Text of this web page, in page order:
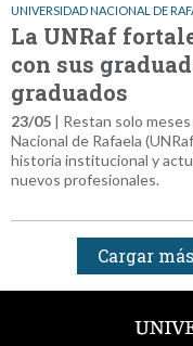
UNIVERSIDAD NACIONAL DE
La UNRaf
con sus
graduados
23/05 | Restan solo
Nacional de Rafaela
historia institucional y
nuevos profesionales.
Cargar